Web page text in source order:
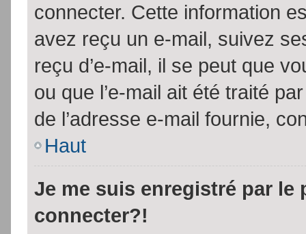
connecter. Cette information
avez reçu un e-mail, suivez
reçu d’e-mail, il se peut que
ou que l’e-mail ait été traité
de l’adresse e-mail fournie,
Haut
Je me suis enregistré par le
connecter?!